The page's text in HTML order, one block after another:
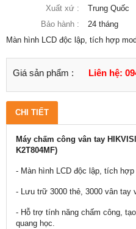
Xuất xứ :
Trung Quốc
Bảo hành :
24 tháng
Màn hình LCD độc lập, tích hợp
Giá sản phẩm : Liên hệ:
CHI TIẾT
Máy chấm công vân tay
K2T804MF)
- Màn hình LCD độc lập, tích
- Lưu trữ 3000 thẻ, 3000 vân tay
- Hỗ trợ tính năng chấm công,
quang học.